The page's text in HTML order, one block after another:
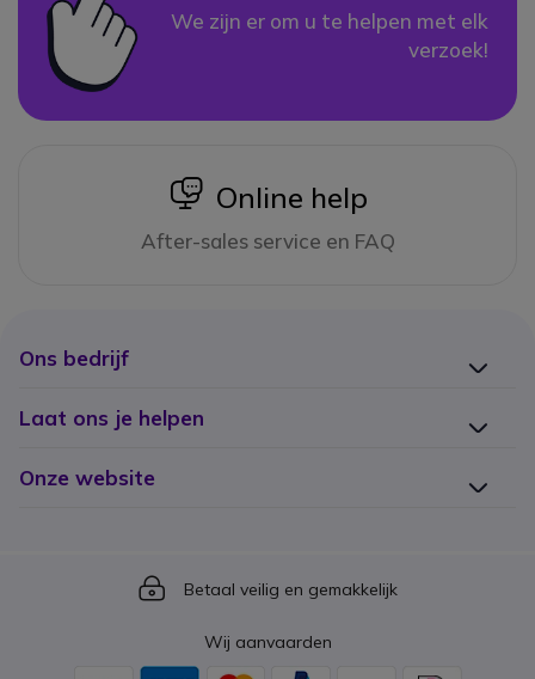
We zijn er om u te helpen met elk
verzoek!
icon
Online help
After-sales service en FAQ
Ons bedrijf
Laat ons je helpen
Onze website
Icon
Betaal veilig en gemakkelijk
Wij aanvaarden